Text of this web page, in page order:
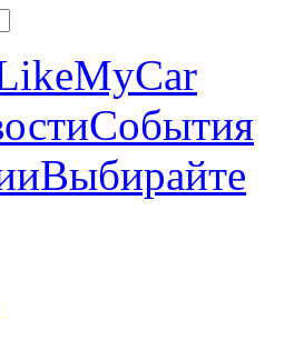
События
Выбирайте